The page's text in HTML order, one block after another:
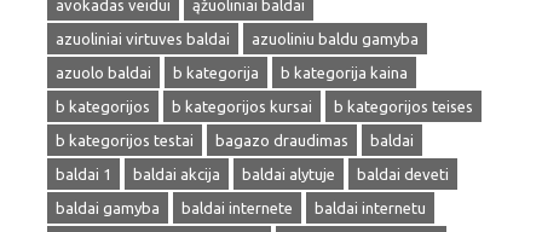
avokadas veidui
ąžuoliniai baldai
azuoliniai virtuves baldai
azuoliniu baldu gamyba
azuolo baldai
b kategorija
b kategorija kaina
b kategorijos
b kategorijos kursai
b kategorijos teises
b kategorijos testai
bagazo draudimas
baldai
baldai 1
baldai akcija baldai alytuje
baldai deveti
baldai gamyba
baldai internete
baldai internetu